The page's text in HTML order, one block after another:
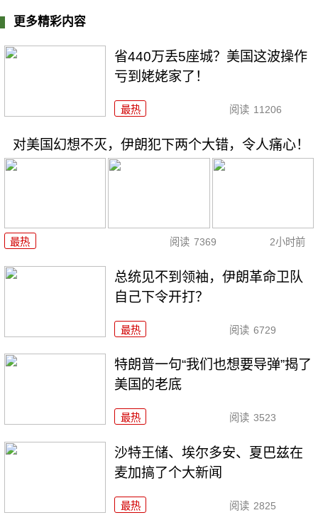
更多精彩内容
省440万丢5座城？美国这波操作
亏到姥姥家了！
最热 阅读 11206
对美国幻想不灭，伊朗犯下两个大错，令人痛心！
最热 阅读 7369 2小时前
总统见不到领袖，伊朗革命卫队
自己下令开打？
最热 阅读 6729
特朗普一句“我们也想要导弹”揭了
美国的老底
最热 阅读 3523
沙特王储、埃尔多安、夏巴兹在
麦加搞了个大新闻
最热 阅读 2825